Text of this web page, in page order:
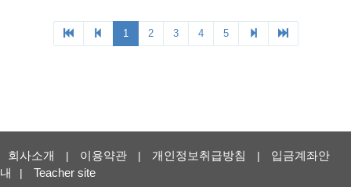
회사소개 | 이용약관 | 개인정보취급방침 |
입금계좌안
내
| Teacher site